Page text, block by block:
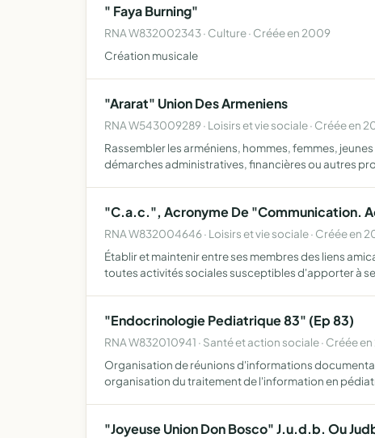
" Faya Burning"
RNA W832002343 · Culture · Créée en 2009
Création musicale
"Ararat" Union Des Armeniens
RNA W543009289 · Loisirs et vie sociale · Créée en
Rassembler les arméniens, hommes, femmes,
démarches administratives, financières ou autres
"C.a.c.", Acronyme De "Communication.
RNA W832004646 · Loisirs et vie sociale · Créée en
Établir et maintenir entre ses membres des liens
toutes activités sociales susceptibles d'apporter à
"Endocrinologie Pediatrique 83" (Ep 83)
RNA W832010941 · Santé et action sociale · Créée
Organisation de réunions d'informations
organisation du traitement de l'information en
"Joyeuse Union Don Bosco" J.u.d.b. Ou